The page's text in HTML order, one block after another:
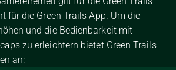
für die Green Trails App. Um die
und die Bedienbarkeit mit
zu erleichtern bietet Green Trails
an: